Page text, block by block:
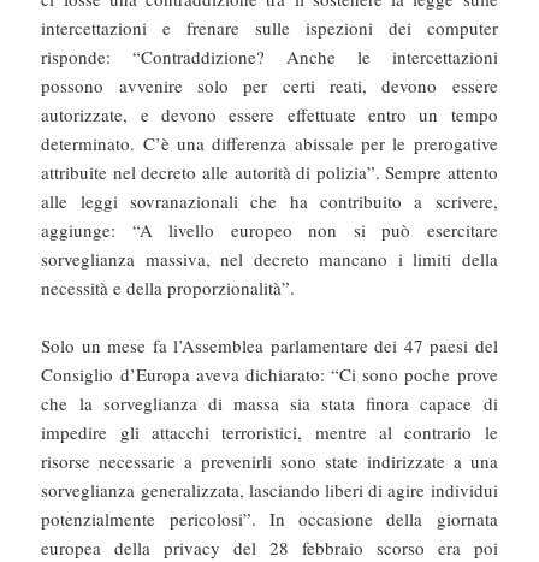
intercettazioni e frenare sulle ispezioni dei computer
risponde: “Contraddizione? Anche le intercettazioni
possono avvenire solo per certi reati, devono essere
autorizzate, e devono essere effettuate entro un tempo
determinato. C’è una differenza abissale per le prerogative
attribuite nel decreto alle autorità di polizia”. Sempre attento
alle leggi sovranazionali che ha contribuito a scrivere,
aggiunge: “A livello europeo non si può esercitare
sorveglianza massiva, nel decreto mancano i limiti della
necessità e della proporzionalità”.
Solo un mese fa l’Assemblea parlamentare dei 47 paesi del
Consiglio d’Europa aveva dichiarato: “Ci sono poche prove
che la sorveglianza di massa sia stata finora capace di
impedire gli attacchi terroristici, mentre al contrario le
risorse necessarie a prevenirli sono state indirizzate a una
sorveglianza generalizzata, lasciando liberi di agire individui
potenzialmente pericolosi”. In occasione della giornata
europea della privacy del 28 febbraio scorso era poi